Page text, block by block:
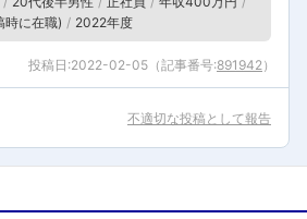
時に在職)
2022年度
投稿日:2022-02-05 （記事番号:891942）
不適切な投稿として報告